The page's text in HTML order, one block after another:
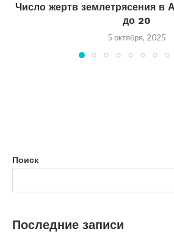
Число жертв землетрясения в
до 20
5 октября, 2025
Поиск
Последние записи